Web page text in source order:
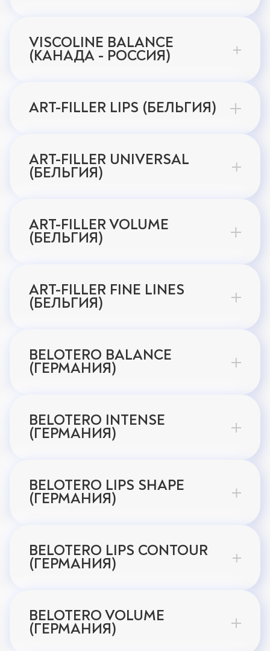
VISCOLINE BALANCE
(КАНАДА - РОССИЯ)
ART-FILLER LIPS (БЕЛЬГИЯ)
ART-FILLER UNIVERSAL
(БЕЛЬГИЯ)
ART-FILLER VOLUME
(БЕЛЬГИЯ)
ART-FILLER FINE LINES
(БЕЛЬГИЯ)
BELOTERO BALANCE
(ГЕРМАНИЯ)
BELOTERO INTENSE
(ГЕРМАНИЯ)
BELOTERO LIPS SHAPE
(ГЕРМАНИЯ)
BELOTERO LIPS CONTOUR
(ГЕРМАНИЯ)
BELOTERO VOLUME
(ГЕРМАНИЯ)